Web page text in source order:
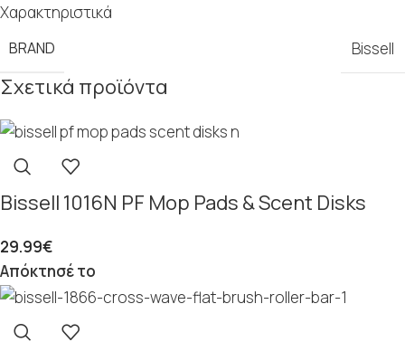
Χαρακτηριστικά
BRAND Bissell
Σχετικά προϊόντα
Bissell 1016N PF Mop Pads & Scent Disks
29.99€
Απόκτησέ το